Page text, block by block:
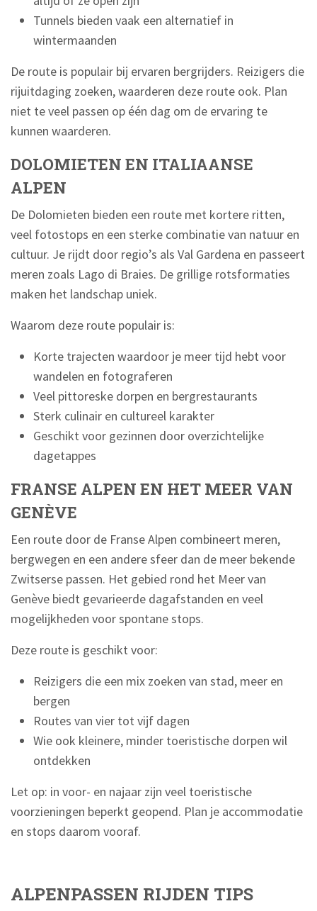
Tunnels bieden vaak een alternatief in
wintermaanden
De route is populair bij ervaren bergrijders. Reizigers die
rijuitdaging zoeken, waarderen deze route ook. Plan
niet te veel passen op één dag om de ervaring te
kunnen waarderen.
DOLOMIETEN EN ITALIAANSE
ALPEN
De Dolomieten bieden een route met kortere ritten,
veel fotostops en een sterke combinatie van natuur en
cultuur. Je rijdt door regio’s als Val Gardena en passeert
meren zoals Lago di Braies. De grillige rotsformaties
maken het landschap uniek.
Waarom deze route populair is:
Korte trajecten waardoor je meer tijd hebt voor
wandelen en fotograferen
Veel pittoreske dorpen en bergrestaurants
Sterk culinair en cultureel karakter
Geschikt voor gezinnen door overzichtelijke
dagetappes
FRANSE ALPEN EN HET MEER VAN
GENÈVE
Een route door de Franse Alpen combineert meren,
bergwegen en een andere sfeer dan de meer bekende
Zwitserse passen. Het gebied rond het Meer van
Genève biedt gevarieerde dagafstanden en veel
mogelijkheden voor spontane stops.
Deze route is geschikt voor:
Reizigers die een mix zoeken van stad, meer en
bergen
Routes van vier tot vijf dagen
Wie ook kleinere, minder toeristische dorpen wil
ontdekken
Let op: in voor- en najaar zijn veel toeristische
voorzieningen beperkt geopend. Plan je accommodatie
en stops daarom vooraf.
ALPENPASSEN RIJDEN TIPS